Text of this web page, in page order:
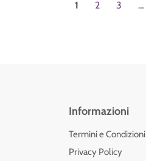
1 2 3 …
Informazioni
Termini e Condizioni
Privacy Policy